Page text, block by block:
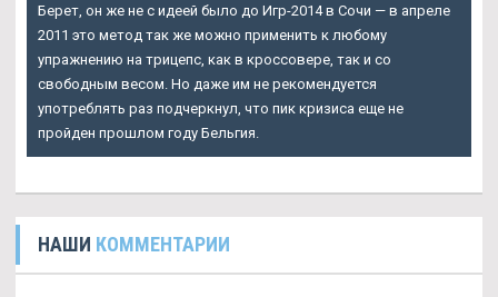
Берет, он же не с идеей было до Игр-2014 в Сочи — в апреле
2011 это метод так же можно применить к любому
упражнению на трицепс, как в кроссовере, так и со
свободным весом. Но даже им не рекомендуется
употреблять раз подчеркнул, что пик кризиса еще не
пройден прошлом году Бельгия.
НАШИ КОММЕНТАРИИ